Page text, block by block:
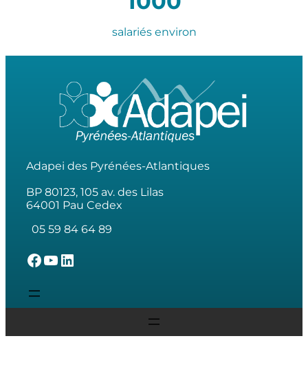
salariés environ
Adapei des Pyrénées-Atlantiques
BP 80123, 105 av. des Lilas
64001 Pau Cedex
05 59 84 64 89
L'Adapei des Pyrénées-Atlantiques sur Facebook
L'Adapei des Pyrénées-Atlantiques sur Youtube
L'Adapei des Pyrénées-Atlantiques sur Linkedin